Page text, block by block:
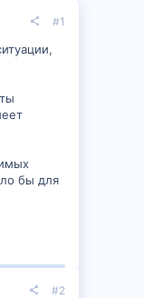
#1
бы для
#2